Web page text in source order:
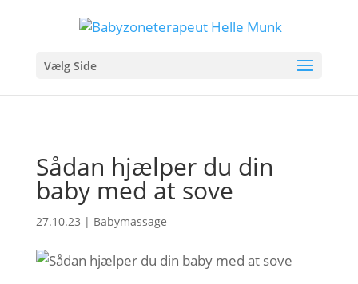
Vælg Side
Sådan hjælper du din
baby med at sove
27.10.23 | Babymassage